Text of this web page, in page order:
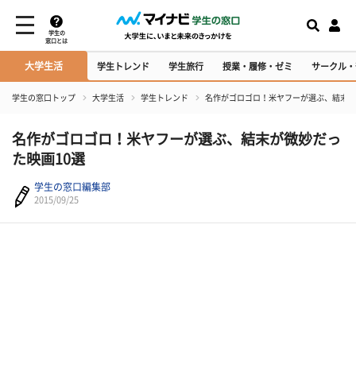
学生の
窓口とは
大学生活 学生トレンド 学生旅行 授業・履修・ゼミ サークル
学生の窓口トップ 大学生活 学生トレンド 名作がゴロゴロ！米ヤフーが選ぶ、結末
名作がゴロゴロ！米ヤフーが選ぶ、結末が微妙だっ
た映画10選
学生の窓口編集部
2015/09/25